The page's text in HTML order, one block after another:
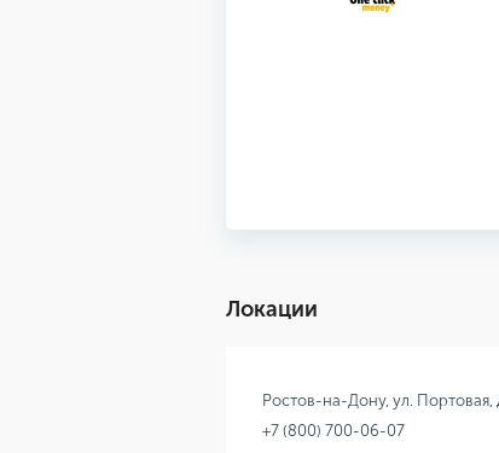
Локации
Ростов-на-Дону, ул. Портовая,
+7 (800) 700-06-07